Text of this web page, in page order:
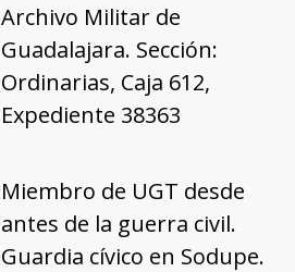
Archivo Militar de
Guadalajara. Sección:
Ordinarias, Caja 612,
Expediente 38363
Miembro de UGT desde
antes de la guerra civil.
Guardia cívico en Sodupe.